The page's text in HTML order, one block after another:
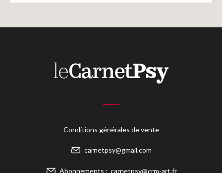
Conditions générales de vente
carnetpsy@gmail.com
Abonnements : carnetpsy@crm-art.fr